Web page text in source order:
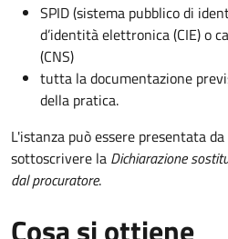
SPID (sistema pubblico di
d’identità elettronica (CIE) o
(CNS)
tutta la documentazione
della pratica.
L'istanza può essere presentata
sottoscrivere la Dichiarazione
dal procuratore.